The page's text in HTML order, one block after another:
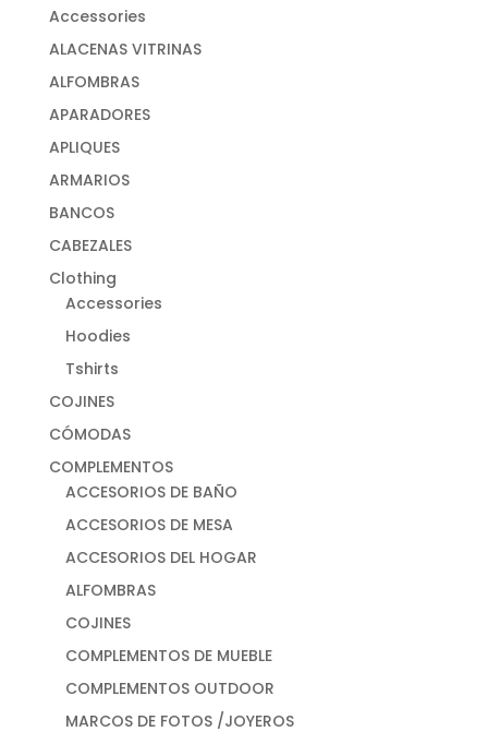
Accessories
ALACENAS VITRINAS
ALFOMBRAS
APARADORES
APLIQUES
ARMARIOS
BANCOS
CABEZALES
Clothing
Accessories
Hoodies
Tshirts
COJINES
CÓMODAS
COMPLEMENTOS
ACCESORIOS DE BAÑO
ACCESORIOS DE MESA
ACCESORIOS DEL HOGAR
ALFOMBRAS
COJINES
COMPLEMENTOS DE MUEBLE
COMPLEMENTOS OUTDOOR
MARCOS DE FOTOS /JOYEROS